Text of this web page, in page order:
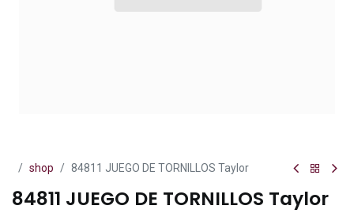
shop 84811 JUEGO DE TORNILLOS Taylor
84811 JUEGO DE TORNILLOS Taylor